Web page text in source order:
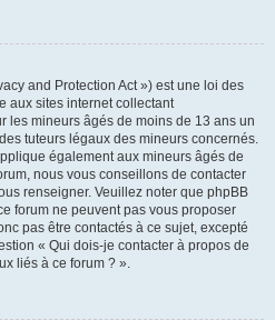
and Protection Act ») est une loi des
aux sites internet collectant
les mineurs âgés de moins de 13 ans un
tuteurs légaux des mineurs concernés.
également aux mineurs âgés de
nous vous conseillons de contacter
renseigner. Veuillez noter que phpBB
forum ne peuvent pas vous proposer
pas être contactés à ce sujet, excepté
« Qui dois-je contacter à propos de
liés à ce forum ? ».